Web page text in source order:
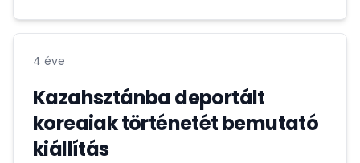
4 éve
Kazahsztánba deportált
koreaiak történetét bemutató
kiállítás